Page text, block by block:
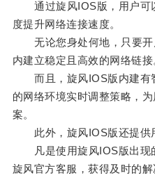
通过旋风IOS版，用户可
度提升网络连接速度。
无论您身处何地，只要开
内建立稳定且高效的网络链接
而且，旋风IOS版内建有
的网络环境实时调整策略，
案。
此外，旋风IOS版还提供
凡是使用旋风IOS版出现
旋风官方客服，获得及时的解